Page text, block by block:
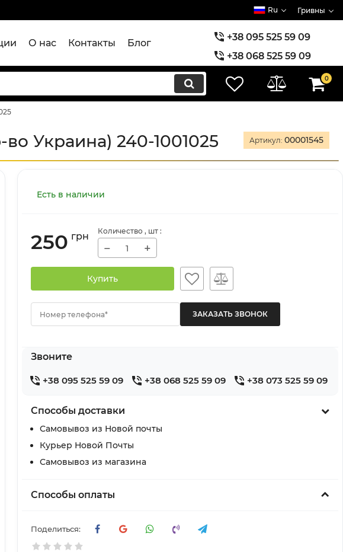
Ru Гривны
О нас Контакты Блог
+38 095 525 59 09
+38 068 525 59 09
+38 073 525 59 09
0
Украина) 240-1001025 Артикул: 00001545
Есть в наличии
250 грн Количество , шт :
− +
Купить
Номер телефона*
Звоните
+38 095 525 59 09 +38 068 525 59 09 +38 073 525 59 09
Способы доставки
Самовывоз из Новой почты
Курьер Новой Почты
Самовывоз из магазина
Способы оплаты
Поделиться: